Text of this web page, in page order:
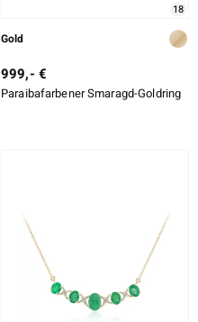
18
Gold
999,- €
Paraibafarbener Smaragd-Goldring